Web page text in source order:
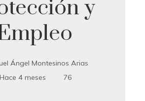
y
Ángel Montesinos Arias
Hace 4 meses
76